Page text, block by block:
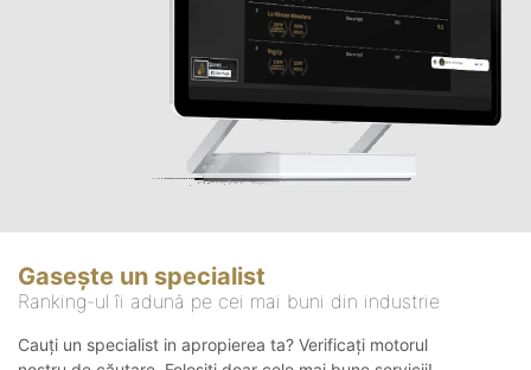
Gasește un specialist
Ranking-ul îi adună pe cei mai buni din industrie
Cauți un specialist in apropierea ta? Verificați motorul